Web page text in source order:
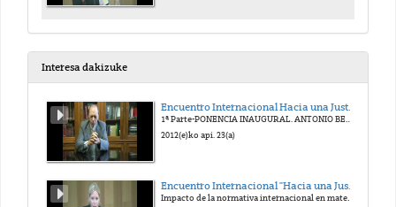
Interesa dakizuke
1ª Parte-PONENCIA INAUGURAL. ANTONIO BERISTAIN. UN VIVO RECUERDO.
2012(e)ko api. 23(a)
Encuentro Internacional "Hacia una Justicia victimal". Homenaje al Prof. Antonio Beristain
Impacto de la normativa internacional en materia de víctimas de delitos graves, especialmente de terrorismo y de abuso de poder